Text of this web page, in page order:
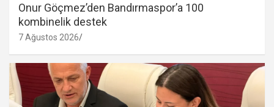
Onur Göçmez’den Bandırmaspor’a 100
kombinelik destek
7 Ağustos 2026